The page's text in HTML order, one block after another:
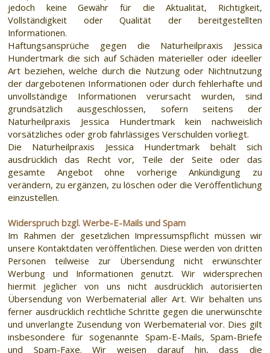
jedoch keine Gewähr für die Aktualität, Richtigkeit,
Vollständigkeit oder Qualität der bereitgestellten
Informationen.
Haftungsansprüche gegen die Naturheilpraxis Jessica
Hundertmark die sich auf Schäden materieller oder ideeller
Art beziehen, welche durch die Nutzung oder Nichtnutzung
der dargebotenen Informationen oder durch fehlerhafte und
unvollständige Informationen verursacht wurden, sind
grundsätzlich ausgeschlossen, sofern seitens der
Naturheilpraxis Jessica Hundertmark kein nachweislich
vorsätzliches oder grob fahrlässiges Verschulden vorliegt.
Die Naturheilpraxis Jessica Hundertmark behält sich
ausdrücklich das Recht vor, Teile der Seite oder das
gesamte Angebot ohne vorherige Ankündigung zu
verändern, zu ergänzen, zu löschen oder die Veröffentlichung
einzustellen.
Widerspruch bzgl. Werbe-E-Mails und Spam
Im Rahmen der gesetzlichen Impressumspflicht müssen wir
unsere Kontaktdaten veröffentlichen. Diese werden von dritten
Personen teilweise zur Übersendung nicht erwünschter
Werbung und Informationen genutzt. Wir widersprechen
hiermit jeglicher von uns nicht ausdrücklich autorisierten
Übersendung von Werbematerial aller Art. Wir behalten uns
ferner ausdrücklich rechtliche Schritte gegen die unerwünschte
und unverlangte Zusendung von Werbematerial vor. Dies gilt
insbesondere für sogenannte Spam-E-Mails, Spam-Briefe
und Spam-Faxe. Wir weisen darauf hin, dass die